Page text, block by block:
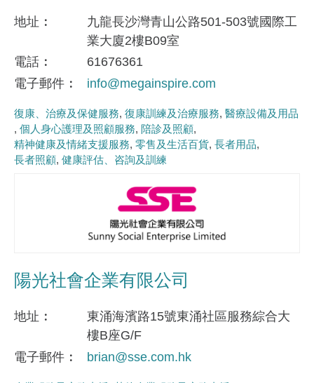
地址
九龍長沙灣青山公路501-503號國際工
業大廈2樓B09室
電話
61676361
電子郵件
info@megainspire.com
復康、治療及保健服務 復康訓練及治療服務 醫療設備及用品
個人身心護理及照顧服務 陪診及照顧
精神健康及情緒支援服務 零售及生活百貨 長者用品
長者照顧 健康評估、咨詢及訓練
陽光社會企業有限公司
地址
東涌海濱路15號東涌社區服務綜合大
樓B座G/F
電子郵件
brian@sse.com.hk